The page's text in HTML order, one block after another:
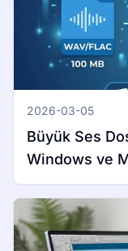
2026-03-05
Büyük Ses
Windows ve
Kullanımı